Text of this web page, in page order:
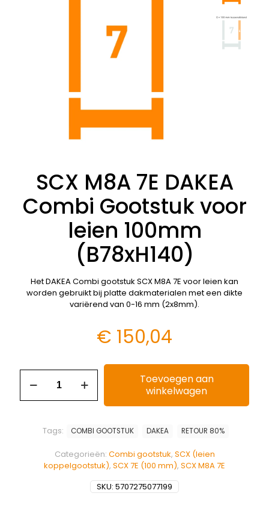
SCX M8A 7E DAKEA
Combi Gootstuk voor
leien 100mm
(B78xH140)
Het DAKEA Combi gootstuk SCX M8A 7E voor leien kan
worden gebruikt bij platte dakmaterialen met een dikte
variërend van 0-16 mm (2x8mm).
€ 150,04
Toevoegen aan
winkelwagen
SKU: 5707275077199
Categorieën: Combi gootstuk, SCX (leien
koppelgootstuk), SCX 7E (100 mm), SCX M8A 7E
Tags: COMBI GOOTSTUK DAKEA RETOUR 80%